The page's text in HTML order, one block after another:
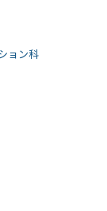
ョン科